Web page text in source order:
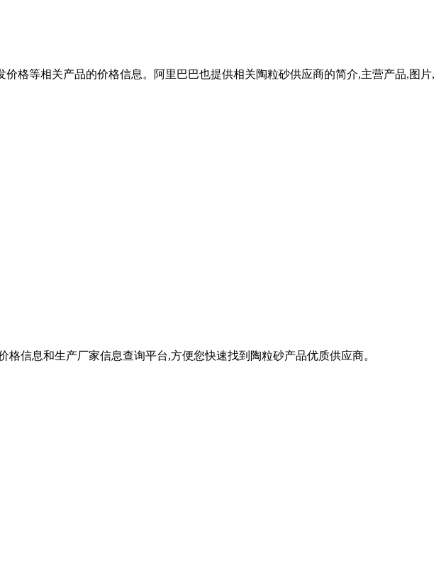
格等相关产品的价格信息。阿里巴巴也提供相关陶粒砂供应商的简介,主营产品,图片,
信息和生产厂家信息查询平台,方便您快速找到陶粒砂产品优质供应商。